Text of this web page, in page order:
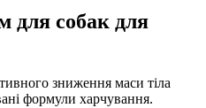
для собак для
зниження маси тіла
формули харчування.